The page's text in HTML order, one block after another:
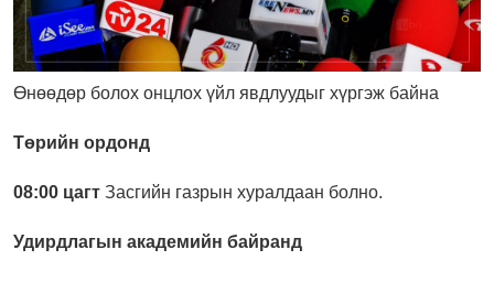
Өнөөдөр болох онцлох үйл явдлуудыг хүргэж байна
Төрийн ордонд
08:00 цагт Засгийн газрын хуралдаан болно.
Удирдлагын академийн байранд